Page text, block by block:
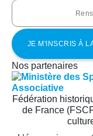
Nos partenaires
Fédération
de France